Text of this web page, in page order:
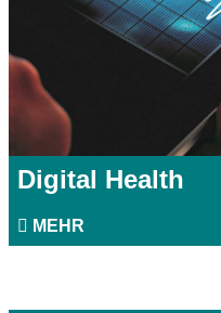
Digital Health
MEHR